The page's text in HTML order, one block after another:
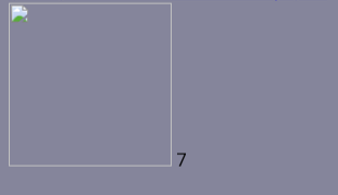
हर घर तिरंगा अभियान को जन-जन तक पहुंचाने की